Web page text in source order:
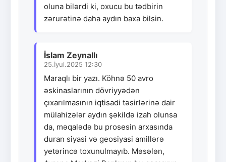
oluna bilərdi ki, oxucu bu tədbirin
zərurətinə daha aydın baxa bilsin.
İslam Zeynallı
25.İyul.2025 12:30
Maraqlı bir yazı. Köhnə 50 avro
əskinaslarının dövriyyədən
çıxarılmasının iqtisadi təsirlərinə dair
mülahizələr aydın şəkildə izah olunsa
da, məqalədə bu prosesin arxasında
duran siyasi və geosiyasi amillərə
yetərincə toxunulmayıb. Məsələn,